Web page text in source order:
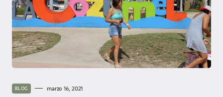
BLOG marzo 16, 2021